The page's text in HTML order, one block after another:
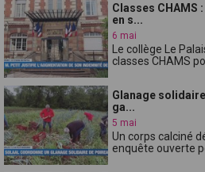
Classes CHAMS
en s...
6 mai
Le collège Le
classes CHAMS
Glanage
ga...
5 mai
Un corps calciné
enquête ouverte